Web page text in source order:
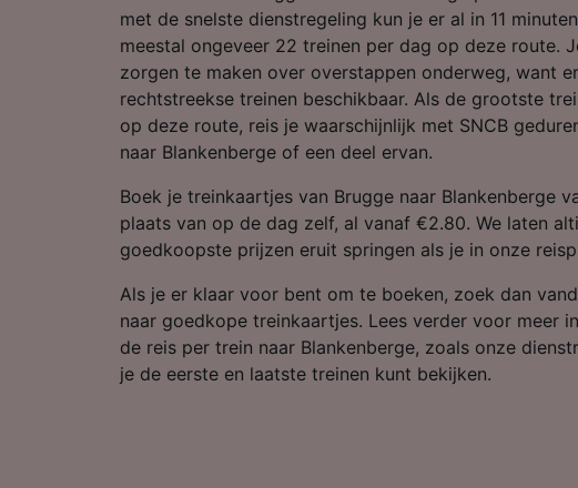
met de snelste dienstregeling kun je er al in 11
meestal ongeveer 22 treinen per dag op deze route.
zorgen te maken over overstappen onderweg, want
rechtstreekse treinen beschikbaar. Als de grootste
op deze route, reis je waarschijnlijk met SNCB
naar Blankenberge of een deel ervan.
Boek je treinkaartjes van Brugge naar Blankenberge
plaats van op de dag zelf, al vanaf €2.80. We laten
goedkoopste prijzen eruit springen als je in onze
Als je er klaar voor bent om te boeken, zoek dan
naar goedkope treinkaartjes. Lees verder voor meer
de reis per trein naar Blankenberge, zoals onze
je de eerste en laatste treinen kunt bekijken.
openen.
Partnerlijst